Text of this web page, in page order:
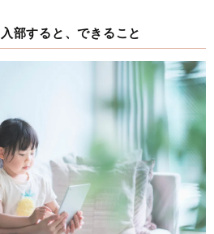
部すると、できること